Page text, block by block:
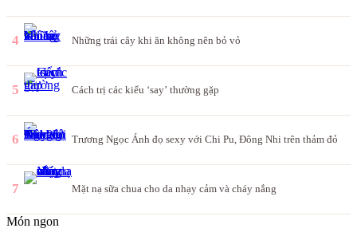
4 Những trái cây khi ăn không nên bỏ vỏ
5 Cách trị các kiểu ‘say’ thường gặp
6 Trương Ngọc Ánh đọ sexy với Chi Pu, Đông Nhi trên thảm đỏ
7 Mặt nạ sữa chua cho da nhạy cảm và cháy nắng
Món ngon